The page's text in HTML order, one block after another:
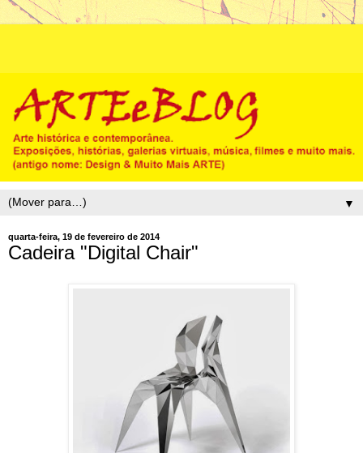
▼
quarta-feira, 19 de fevereiro de 2014
Cadeira "Digital Chair"